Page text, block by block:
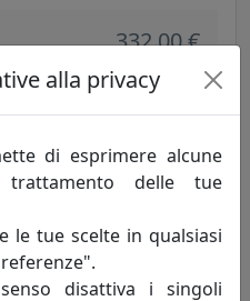
332,00 €
alla privacy
di esprimere alcune
delle tue
le tue scelte in qualsiasi
disattiva i singoli